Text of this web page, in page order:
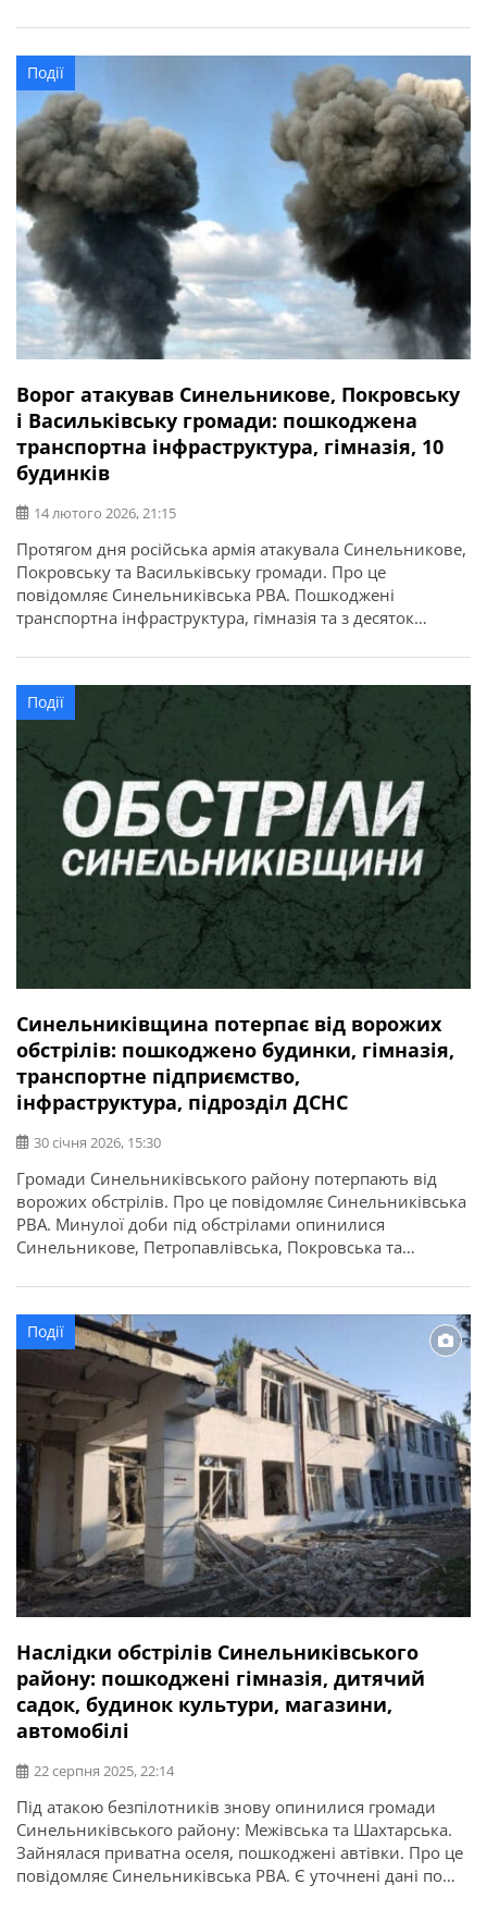
Події
Ворог атакував Синельникове, Покровську
і Васильківську громади: пошкоджена
транспортна інфраструктура, гімназія, 10
будинків
14 лютого 2026, 21:15
Протягом дня російська армія атакувала Синельникове,
Покровську та Васильківську громади. Про це
повідомляє Синельниківська РВА. Пошкоджені
транспортна інфраструктура, гімназія та з десяток
Події
Синельниківщина потерпає від ворожих
обстрілів: пошкоджено будинки, гімназія,
транспортне підприємство,
інфраструктура, підрозділ ДСНС
30 січня 2026, 15:30
Громади Синельниківського району потерпають від
ворожих обстрілів. Про це повідомляє Синельниківська
РВА. Минулої доби під обстрілами опинилися
Синельникове, Петропавлівська, Покровська та
кілька осередків займання. Пошкоджено житлові
будинки, господарські споруди, транспортне
підприємство, заклад охорони здоров’я,
адміністративну будівлю, гімназію, будинок культури,
пожежну частину та авто. Також відомо, що
пошкоджено об’єкти інфраструктури та […]
Події
Наслідки обстрілів Синельниківського
району: пошкоджені гімназія, дитячий
садок, будинок культури, магазини,
автомобілі
22 серпня 2025, 22:14
Під атакою безпілотників знову опинилися громади
Синельниківського району: Межівська та Шахтарська.
Зайнялася приватна оселя, пошкоджені автівки. Про це
повідомляє Синельниківська РВА. Є уточнені дані по